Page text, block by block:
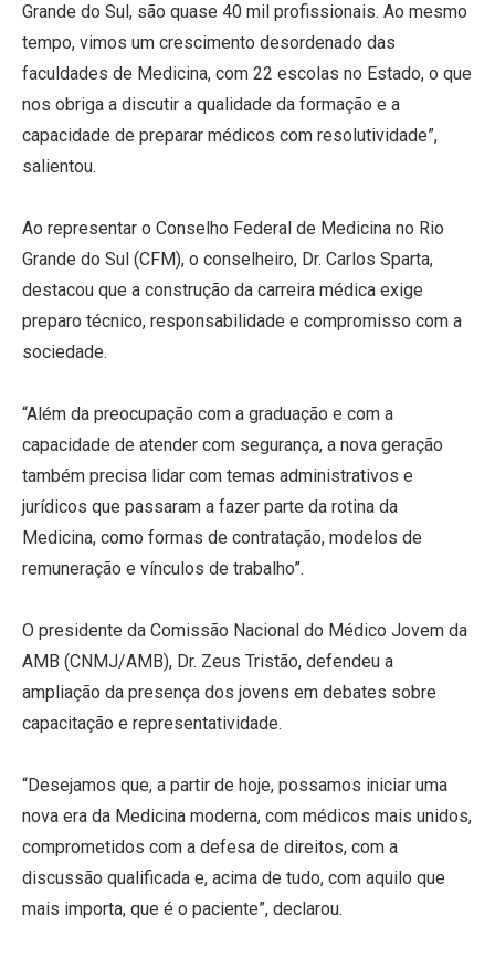
Grande do Sul, são quase 40 mil profissionais. Ao mesmo
tempo, vimos um crescimento desordenado das
faculdades de Medicina, com 22 escolas no Estado, o que
nos obriga a discutir a qualidade da formação e a
capacidade de preparar médicos com resolutividade”,
salientou.
Ao representar o Conselho Federal de Medicina no Rio
Grande do Sul (CFM), o conselheiro, Dr. Carlos Sparta,
destacou que a construção da carreira médica exige
preparo técnico, responsabilidade e compromisso com a
sociedade.
“Além da preocupação com a graduação e com a
capacidade de atender com segurança, a nova geração
também precisa lidar com temas administrativos e
jurídicos que passaram a fazer parte da rotina da
Medicina, como formas de contratação, modelos de
remuneração e vínculos de trabalho”.
O presidente da Comissão Nacional do Médico Jovem da
AMB (CNMJ/AMB), Dr. Zeus Tristão, defendeu a
ampliação da presença dos jovens em debates sobre
capacitação e representatividade.
“Desejamos que, a partir de hoje, possamos iniciar uma
nova era da Medicina moderna, com médicos mais unidos,
comprometidos com a defesa de direitos, com a
discussão qualificada e, acima de tudo, com aquilo que
mais importa, que é o paciente”, declarou.